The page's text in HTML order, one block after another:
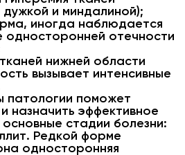
и миндалиной);
иногда наблюдается
односторонней отечности
нижней области
вызывает интенсивные
поможет
назначить эффективное
стадии болезни:
Редкой форме
односторонняя